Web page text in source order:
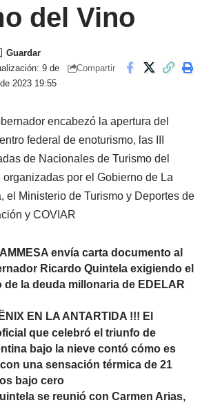
del Vino
9 de
2023 19:55
Compartir
encabezó la apertura del
federal de enoturismo, las III
de Nacionales de Turismo del
organizadas por el Gobierno de La
el Ministerio de Turismo y Deportes de
y COVIAR
envía carta documento al
Ricardo Quintela exigiendo el
de la deuda millonaria de EDELAR
EN LA ANTARTIDA !!! El
que celebró el triunfo de
bajo la nieve contó cómo es
una sensación térmica de 21
bajo cero
se reunió con Carmen Arias,